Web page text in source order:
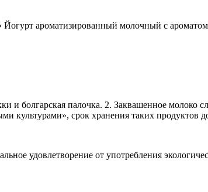
ароматизированный молочный с
болгарская палочка. 2. Заквашенное молоко
культурами», срок хранения таких продуктов
удовлетворение от употребления